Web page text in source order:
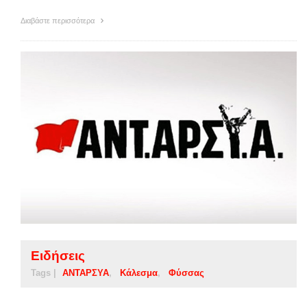
Διαβάστε περισσότερα
Ειδήσεις
Tags | ΑΝΤΑΡΣΥΑ Κάλεσμα Φύσσας